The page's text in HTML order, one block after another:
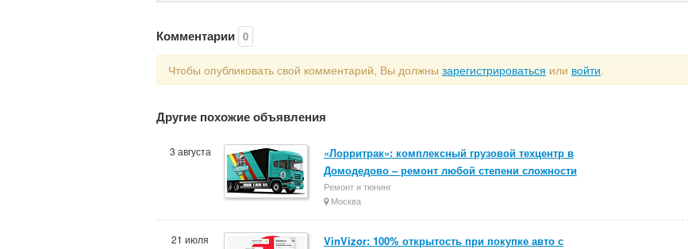
Комментарии 0
Чтобы опубликовать свой комментарий, Вы должны зарегистрироваться или войти.
Другие похожие объявления
3 августа
«Лорритрак»: комплексный грузовой техцентр в
Домодедово – ремонт любой степени сложности
Ремонт и тюнинг
Москва
21 июля
VinVizor: 100% открытость при покупке авто с